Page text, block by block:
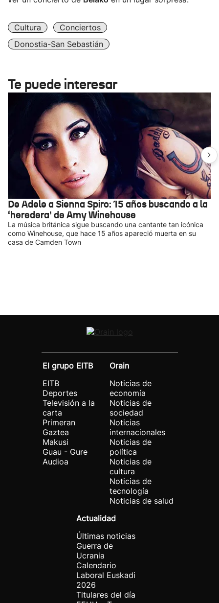
Cultura
Conciertos
Donostia-San Sebastián
Te puede interesar
De Adele a Sienna Spiro: 15 años buscando a la
‘heredera’ de Amy Winehouse
La música británica sigue buscando una cantante tan icónica
como Winehouse, que hace 15 años apareció muerta en su
casa de Camden Town
El grupo EITB
EITB
Deportes
Televisión a la
carta
Primeran
Gaztea
Makusi
Guau - Gure
Audioa
Orain
Noticias de
economía
Noticias de
sociedad
Noticias
internacionales
Noticias de
política
Noticias de
cultura
Noticias de
tecnología
Noticias de salud
Actualidad
Últimas noticias
Guerra de
Ucrania
Calendario
Laboral Euskadi
2026
Titulares del día